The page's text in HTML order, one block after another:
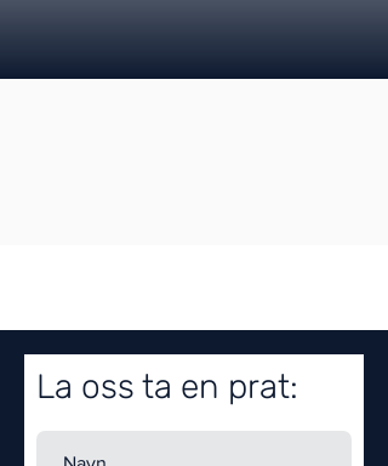
La oss ta en prat: